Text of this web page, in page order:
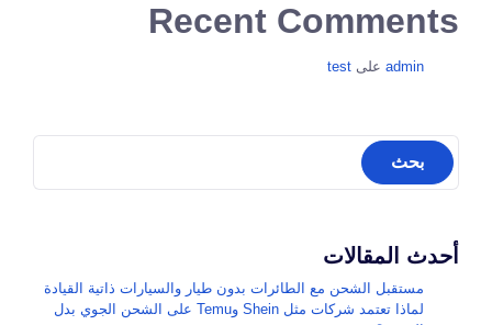
Recent Comments
admin على test
أحدث المقالات
مستقبل الشحن مع الطائرات بدون طيار والسيارات ذاتية القيادة
لماذا تعتمد شركات مثل Shein وTemu على الشحن الجوي بدل